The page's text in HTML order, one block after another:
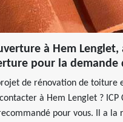
à Hem Lenglet,
pour la demande
de rénovation de toiture
à Hem Lenglet ? ICP
pour vous. Il a la